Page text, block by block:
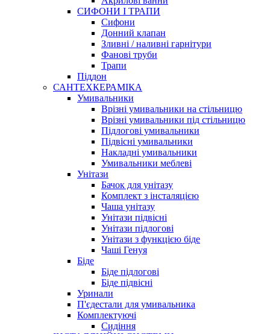
СИФОНИ І ТРАПИ
Сифони
Донний клапан
Зливні / наливні гарнітури
Фанові труби
Трапи
Піддон
САНТЕХКЕРАМІКА
Умивальники
Врізні умивальники на стільницю
Врізні умивальники під стільницю
Підлогові умивальники
Підвісні умивальники
Накладні умивальники
Умивальники меблеві
Унітази
Бачок для унітазу
Комплект з інсталяцією
Чаша унітазу
Унітази підвісні
Унітази підлогові
Унітази з функцією біде
Чаші Генуя
Біде
Біде підлогові
Біде підвісні
Уринали
П'єдестали для умивальника
Комплектуючі
Сидіння